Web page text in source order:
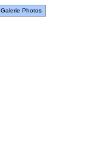
Galerie Photos